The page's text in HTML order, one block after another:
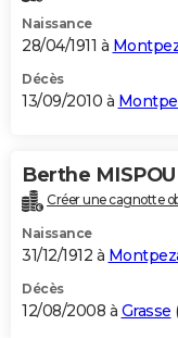
Naissance
28/04/1911 à
Décès
13/09/2010 à
Berthe
Créer une cagnotte
Naissance
31/12/1912 à
Décès
12/08/2008 à Grasse